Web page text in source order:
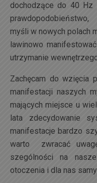
dochodzące do 40 Hz
myśli w nowych polach
lawinowo
utrzymanie
Zachęcam do wzięcia
manifestacji naszych
mających miejsce u
lata zdecydowanie
manifestacje bardzo
warto zwracać
szególności na
otoczenia i dla nas